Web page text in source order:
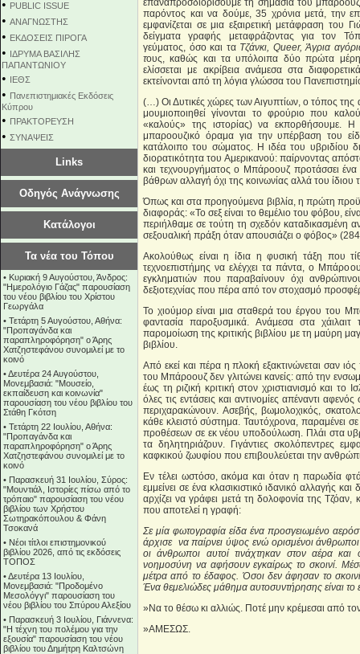
• PUBLIC ISSUE
• ΑΝΑΓΝΩΣΤΗΣ
• ΕΚΔΟΣΕΙΣ ΠΙΡΟΓΑ
• ΙΔΡΥΜΑ ΒΑΣΙΛΗΣ
ΠΑΠΑΝΤΩΝΙΟΥ
• ΙΕΘΣ
• Πανεπιστημιακές Εκδόσεις
Κύπρου
• ΠΡΑΚΤΟΡΕΥΣΗ
• ΣΥΝΑΨΕΙΣ
Links
Οδηγός Ανάγνωσης
Κατάλογοι
Τα νέα του Τόπου
• Κυριακή 9 Αυγούστου, Άνδρος:
"Ημερολόγιο Γάζας" παρουσίαση
του νέου βιβλίου του Χρίστου
Γεωργάλα
• Τετάρτη 5 Αυγούστου, Αθήνα:
"Προπαγάνδα και
παραπληροφόρηση" ο Άρης
Χατζηστεφάνου συνομιλεί με το
κοινό
•Δευτέρα 24 Αυγούστου,
Μονεμβασιά: "Μουσείο,
εκπαίδευση και κοινωνία"
παρουσίαση του νέου βιβλίου του
Στάθη Γκότση
• Τετάρτη 22 Ιουλίου, Αθήνα:
"Προπαγάνδα και
παραπληροφόρηση" ο Άρης
Χατζηστεφάνου συνομιλεί με το
κοινό
• Παρασκευή 31 Ιουλίου, Σύρος:
"Μουντιάλ, Ιστορίες πίσω από το
τρόπαιο" παρουσίαση του νέου
βιβλίου των Χρήστου
Σωτηρακόπουλου & Φάνη
Τσοκανά
• Νέοι τίτλοι επιστημονικού
βιβλίου 2026, από τις εκδόσεις
ΤΟΠΟΣ
•Δευτέρα 13 Ιουλίου,
Μονεμβασιά: "Προδομένο
Μεσολόγγι" παρουσίαση του
νέου βιβλίου του Σπύρου Αλεξίου
• Παρασκευή 3 Ιουλίου, Γιάννενα:
"Η τέχνη του πολέμου για την
εξουσία" παρουσίαση του νέου
βιβλίου του Δημήτρη Καλτσώνη
επαναπροσδιορίσουμε τη σημασία του
παρόντος και να δούμε, 35 χρόνια μετά, την
εμφανίζεται σε μια εξαιρετική μετάφραση
δείγματα γραφής μεταφράζοντας για τον
γεύματος, όσο και τα Τζάνκι, Queer, Άγρια
τους, καθώς και τα υπόλοιπα δύο πρώτα μέρη
ελίσσεται με ακρίβεια ανάμεσα στα
εκτείνονται από τη λόγια γλώσσα του
(…) Οι Δυτικές χώρες των Αιγυπτίων, ο τόπος της
μουμιοποιηθεί γίνονται το φρούριο που
«καλούς» της ιστορίας) να εκπορθήσουμε.
μπαροουζικό όραμα για την υπέρβαση του
κατάλοιπο του σώματος. Η ιδέα του υβριδίου
διορατικότητα του Αμερικανού: παίρνοντας
και τεχνουργήματος ο Μπάροουζ προτάσσει
βάθρων αλλαγή όχι της κοινωνίας αλλά του
Όπως και στα προηγούμενα βιβλία, η πρώτη
διαφοράς: «Το σεξ είναι το θεμέλιο του φόβου,
περιήλθαμε σε τούτη τη σχεδόν καταδικασμένη
σεξουαλική πράξη όταν απουσιάζει ο φόβος»
Ακολούθως είναι η ίδια η φυσική τάξη που
τεχνοεπιστήμης να ελέγχει τα πάντα, ο
εγκληματιών που παραβαίνουν όχι
δεξιοτεχνίας που πέρα από τον στοχασμό
Το χιούμορ είναι μια σταθερά του έργου του
φαντασία παροξυσμικά. Ανάμεσα στα
παρομοίωση της κριτικής βιβλίου με τη μαύρη
βιβλίου.
Από εκεί και πέρα η πλοκή εξακτινώνεται σαν
του Μπάροουζ δεν γλιτώνει κανείς: από την
έως τη ριζική κριτική στον χριστιανισμό και το
όλες τις εντάσεις και αντινομίες απέναντι
περιχαρακώνουν. Ασεβής, βωμολοχικός,
κάθε κλειστό σύστημα. Ταυτόχρονα, παραμένει
προθέσεων σε εκ νέου υποδούλωση. Πλάι στα
τα δηλητηριάζουν. Γιγάντιες σκολόπεντρες
καφκικού ζωυφίου που επιβουλεύεται την
Εν τέλει ωστόσο, ακόμα και όταν η παρωδία
εμμείνει σε ένα κλασικιστικό ιδανικό αλλαγής
αρχίζει να γράφει μετά τη δολοφονία της Τζόαν,
που αποτελεί η γραφή:
Σε μία φωτογραφία είδα ένα προσγειωμένο
άρχισε να παίρνει ύψος ενώ ορισμένοι
οι άνθρωποι αυτοί τινάχτηκαν στον αέρα και
νοημοσύνη να αφήσουν εγκαίρως το σκοινί.
μέτρα από το έδαφος. Όσοι δεν άφησαν το
Ένα θεμελιώδες μάθημα αυτοσυντήρησης είναι το
»Να το θέσω κι αλλιώς. Ποτέ μην κρέμεσαι από
»ΑΜΕΣΩΣ.